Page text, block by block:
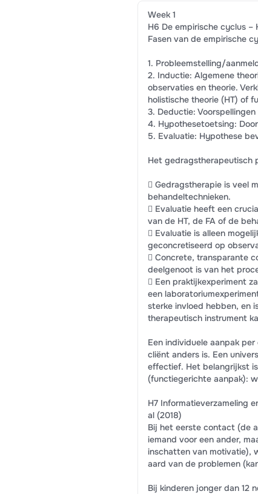
Hoofdstuk 9.5.2 t/m 9.7.
pagina’s) • Hoofdstuk 7
• Hoofdstuk 10.3 en 10.4.
Adolescent Praktijk, 20(3),
schaadt het niet? Kind en
oftewel de paragraaf
self-determination theory
Canadian Psychology, 49(3),
techniques: Facilitating
660-667. • Van Hulst et al.
(online first). • Maric, M.
Hoofdstuk 11.3 t/m 11.5. N=1
Criteria . Alleen de criteria
Scale en de Session Rating
Directieve Therapie, 34(1),
Week 1
H6 De empirische cyclus –
Fasen van de empirische
1. Probleemstelling/
2. Inductie: Algemene
observaties en theorie.
holistische theorie (HT) of
3. Deductie:
4. Hypothesetoetsing:
5. Evaluatie: Hypothese
Het gedragstherapeutisch
 Gedragstherapie is veel
behandeltechnieken.
 Evaluatie heeft een
van de HT, de FA of de
 Evaluatie is alleen
geconcretiseerd op
 Concrete, transparante
deelgenoot is van het
 Een praktijkexperiment
een
sterke invloed hebben, en
therapeutisch instrument
Een individuele aanpak
cliënt anders is. Een
effectief. Het belangrijkst
(functiegerichte aanpak):
H7 Informatieverzameling
al (2018)
Bij het eerste contact (de
iemand voor een ander,
inschatten van motivatie),
aard van de problemen
Bij kinderen jonger dan 12